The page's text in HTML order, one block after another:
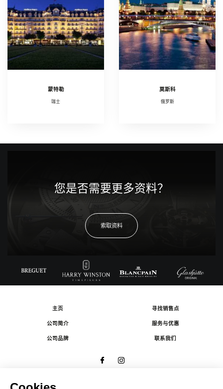
蒙特勒
瑞士
莫斯科
俄罗斯
您是否需要更多资料？
索取资料
主页
公司简介
公司品牌
寻找销售点
服务与优惠
联系我们